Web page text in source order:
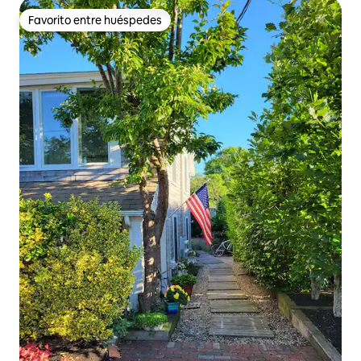
Favorito entre huéspedes
Favorito entre huéspedes